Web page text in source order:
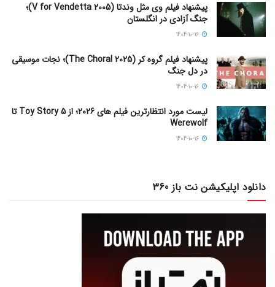
پیشنهاد فیلم وی مثل وندتا (V for Vendetta 2005)؛
جنگ آزادی در انگلستان
پیشنهاد فیلم گروه کر (The Choral 2025)؛ نجات موسیقی
در دل جنگ
لیست مورد انتظارترین فیلم های 2026؛ از Toy Story 5 تا
Werewolf
دانلود اپلیکیشن نت باز 360